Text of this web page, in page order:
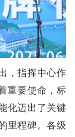
指挥中心作
重要使命，标
化迈出了关键
里程碑。各级